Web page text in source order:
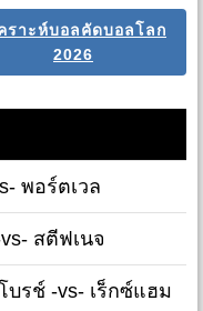
ราะห์บอลคัดบอลโลก
2026
พอร์ตเวล
สตีฟเนจ
บรช์ -vs- เร็กซ์แฮม